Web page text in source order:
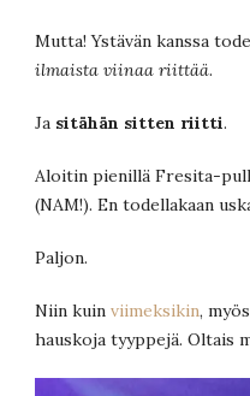
Mutta! Ystävän kanssa
ilmaista viinaa riittää.
Ja sitähän sitten riitti.
Aloitin pienillä Fresita-
(NAM!). En todellakaan
Paljon.
Niin kuin viimeksikin,
hauskoja tyyppejä. Oltais